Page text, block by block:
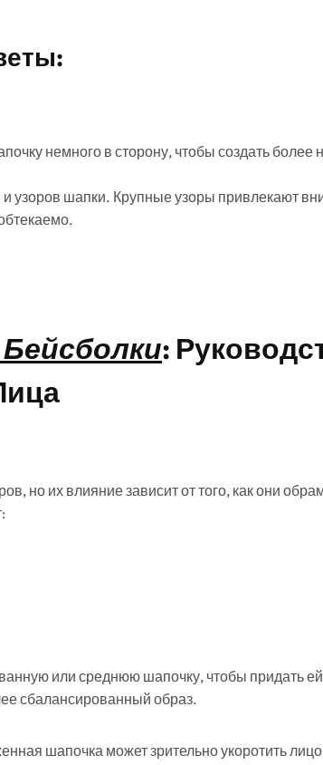
немного в сторону, чтобы создать
узоров шапки. Крупные узоры привлекают
:
но их влияние зависит от того, как они
или среднюю шапочку, чтобы придать
сбалансированный образ.
шапочка может зрительно укоротить